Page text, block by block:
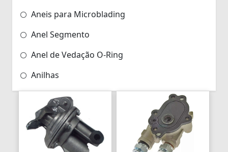
Aneis para Microblading
Anel Segmento
Anel de Vedação O-Ring
Anilhas
Anilhas de Marcação
Antenas
Antenas